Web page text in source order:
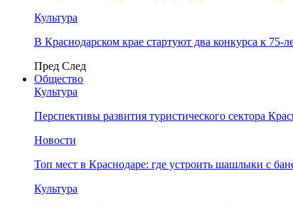
Культура
В Краснодарском крае стартуют два конкурса к
Пред След
Общество
Культура
Перспективы развития туристического сектора
Новости
Топ мест в Краснодаре: где устроить шашлыки с
Культура